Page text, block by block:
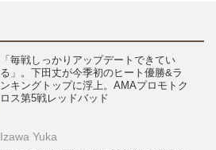
「毎戦しっかりアップデートできてい
る」。下田丈が今季初のヒート優勝&ラ
ンキングトップに浮上。AMAプロモトク
ロス第5戦レッドバッド
Izawa Yuka